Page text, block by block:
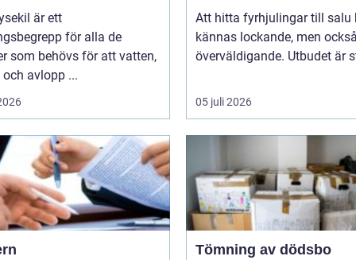
är ett
för alla de
som behövs för att vatten,
avlopp ...
Att hitta fyrhjulingar till salu
kännas lockande, men
överväldigande. Utbudet är
05 juli 2026
Tömning av dödsbo